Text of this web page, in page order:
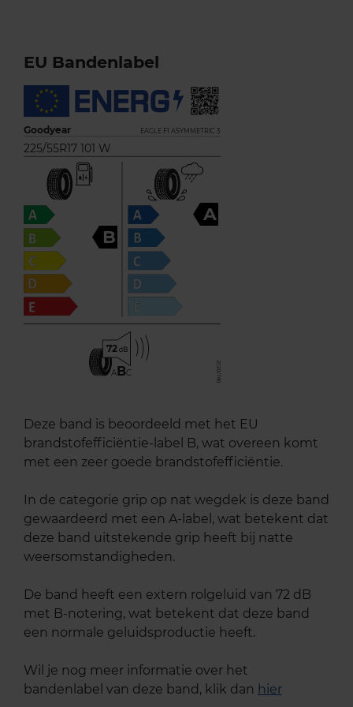
EU Bandenlabel
Goodyear EAGLE F1 ASYMMETRIC 3
225/55R17 101 W
B
A
72
ABC
Deze band is beoordeeld met het EU
brandstofefficiëntie-label B, wat overeen komt
met een zeer goede brandstofefficiëntie.
In de categorie grip op nat wegdek is deze band
gewaardeerd met een A-label, wat betekent dat
deze band uitstekende grip heeft bij natte
weersomstandigheden.
De band heeft een extern rolgeluid van 72 dB
met B-notering, wat betekent dat deze band
een normale geluidsproductie heeft.
Wil je nog meer informatie over het
bandenlabel van deze band, klik dan hier